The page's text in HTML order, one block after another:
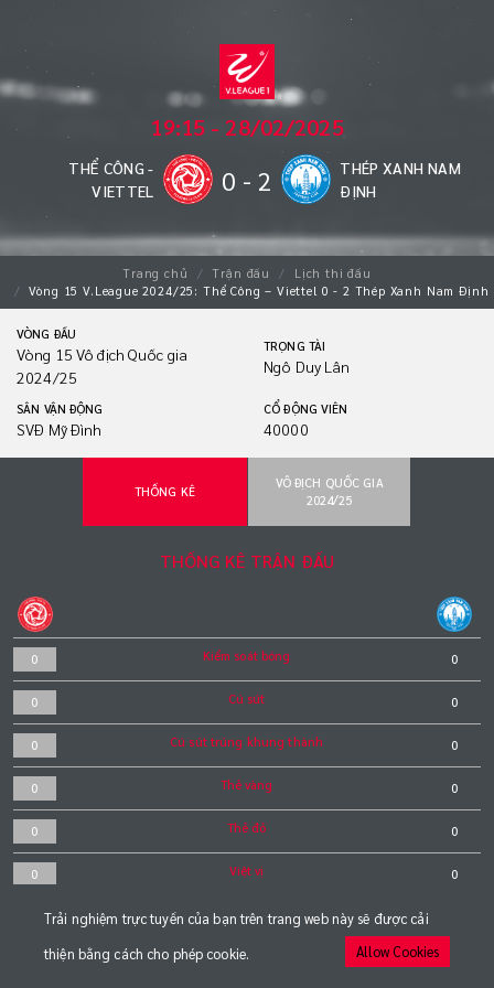
19:15 - 28/02/2025
THỂ CÔNG -
VIETTEL
0 -2
THÉP XANH NAM
ĐỊNH
Trang chủ Trận đấu
Lịch thi đấu
Vòng 15 V.League 2024/25: Thể Công – Viettel 0 - 2 Thép Xanh Nam Định
VÒNG ĐẤU
Vòng 15 Vô địch Quốc gia
2024/25
TRỌNG TÀI
Ngô Duy Lân
SÂN VẬN ĐỘNG
SVĐ Mỹ Đình
CỔ ĐỘNG VIÊN
40000
THỐNG KÊ
VÔ ĐỊCH QUỐC GIA
2024/25
THỐNG KÊ TRẬN ĐẤU
0 Kiểm soát bóng 0
0 Cú sút 0
0 Cú sút trúng khung thành 0
0 Thẻ vàng 0
0 Thẻ đỏ 0
0 Việt vị 0
Phạt góc
Phạt đền
Trải nghiệm trực tuyến của bạn trên trang web này sẽ được cải
thiện bằng cách cho phép cookie.
Allow Cookies